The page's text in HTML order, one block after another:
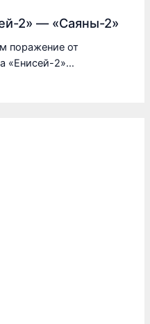
2» — «Саяны-2»
поражение от
«Енисей-2»…